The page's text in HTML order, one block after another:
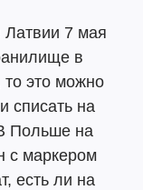
Латвии 7 мая
в
это можно
списать на
Польше на
с маркером
есть ли на